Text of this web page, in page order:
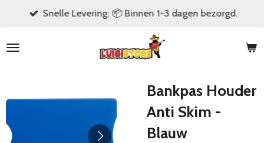
naar
Snelle Levering: 📦 Binnen 1-3 dagen bezorgd.
Bankpas Houder
Anti Skim -
Blauw